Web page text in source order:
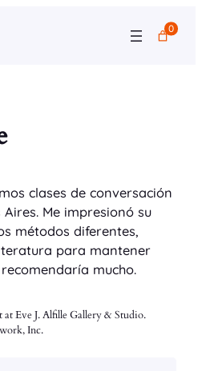
0
clases de conversación
Me impresionó su
métodos diferentes,
para mantener
mucho.
at Eve J. Alfille Gallery & Studio.
Inc.